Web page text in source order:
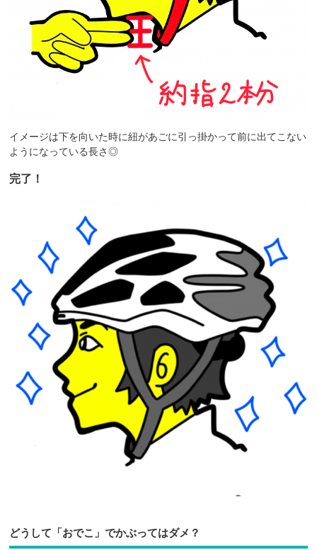
イメージは下を向いた時に紐があごに引っ掛かって前に出てこない
ようになっている長さ◎
完了！
どうして「おでこ」でかぶってはダメ？